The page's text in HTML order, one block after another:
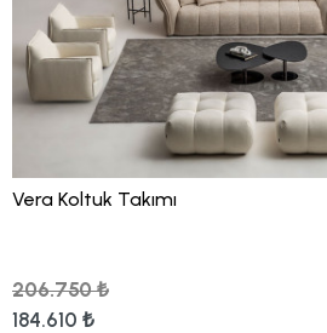
Vera Koltuk Takımı
206.750 ₺
184.610 ₺